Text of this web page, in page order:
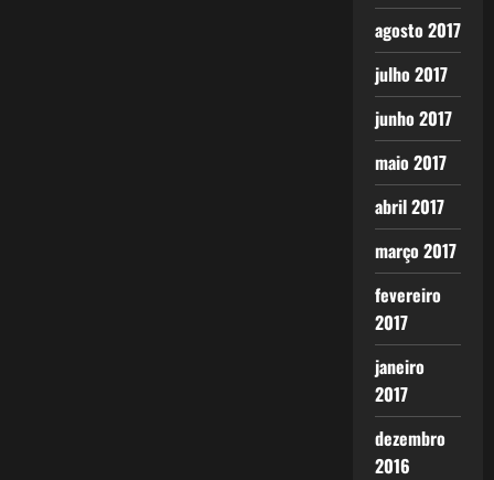
agosto 2017
julho 2017
junho 2017
maio 2017
abril 2017
março 2017
fevereiro
2017
janeiro
2017
dezembro
2016